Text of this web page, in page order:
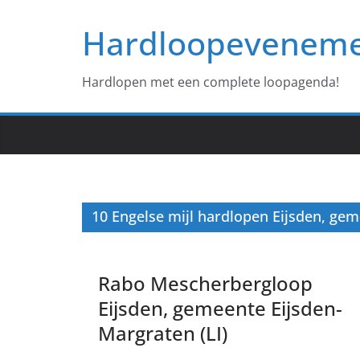
Hardlopen met een complete loopagenda!
10 Engelse mijl hardlopen Eijsden,
Rabo Mescherbergloop
Eijsden, gemeente Eijsden-
Margraten (LI)